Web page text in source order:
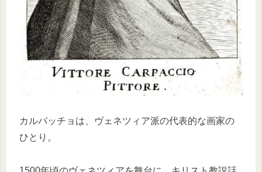
カルパッチョは、ヴェネツィア派の代表的な画家の
ひとり。